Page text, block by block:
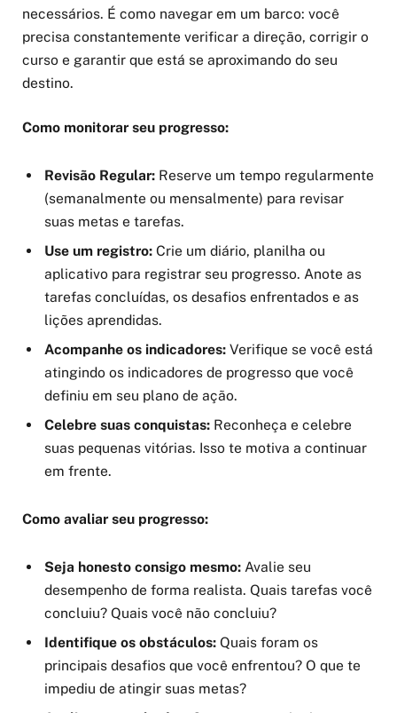
necessários. É como navegar em um barco: você
precisa constantemente verificar a direção, corrigir o
curso e garantir que está se aproximando do seu
destino.
Como monitorar seu progresso:
Revisão Regular: Reserve um tempo regularmente
(semanalmente ou mensalmente) para revisar
suas metas e tarefas.
Use um registro: Crie um diário, planilha ou
aplicativo para registrar seu progresso. Anote as
tarefas concluídas, os desafios enfrentados e as
lições aprendidas.
Acompanhe os indicadores: Verifique se você está
atingindo os indicadores de progresso que você
definiu em seu plano de ação.
Celebre suas conquistas: Reconheça e celebre
suas pequenas vitórias. Isso te motiva a continuar
em frente.
Como avaliar seu progresso:
Seja honesto consigo mesmo: Avalie seu
desempenho de forma realista. Quais tarefas você
concluiu? Quais você não concluiu?
Identifique os obstáculos: Quais foram os
principais desafios que você enfrentou? O que te
impediu de atingir suas metas?